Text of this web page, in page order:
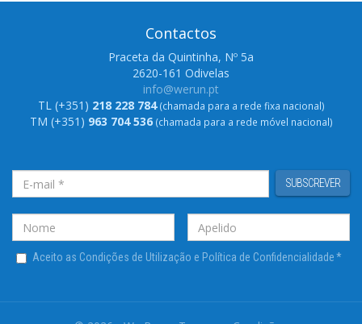
Contactos
Praceta da Quintinha, Nº 5a
2620-161 Odivelas
info@werun.pt
TL (+351) 218 228 784(chamada para a rede fixa nacional)
TM (+351) 963 704 536(chamada para a rede móvel nacional)
SUBSCREVER
Aceito as Condições de Utilização e Política de Confidencialidade*